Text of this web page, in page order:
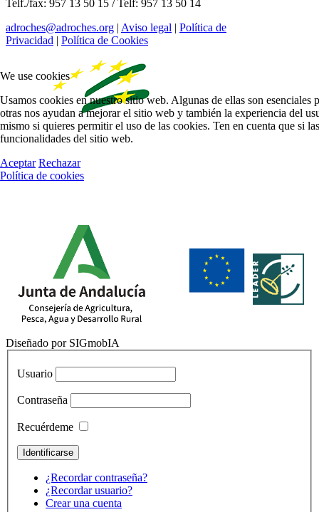
Telf./fax: 957 13 50 15 / Telf: 957 13 50 14
adroches@adroches.org | Aviso legal | Política de
Privacidad | Política de Cookies
Diseñado por SIGmobIA
Usuario
Contraseña
Recuérdeme
¿Recordar contraseña?
¿Recordar usuario?
Crear una cuenta
We use cookies
Usamos cookies en nuestro sitio web. Algunas de ellas son
otras nos ayudan a mejorar el sitio web y también la experiencia del
mismo si quieres permitir el uso de las cookies. Ten en cuenta que si
funcionalidades del sitio web.
Aceptar Rechazar
Política de cookies